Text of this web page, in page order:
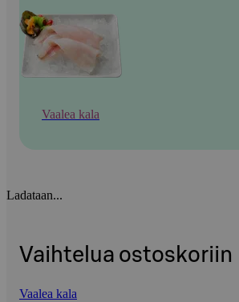
Vaalea kala
Ladataan...
Vaihtelua ostoskoriin
Vaalea kala